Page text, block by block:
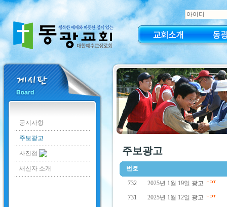
교회소개 동
공지사항
주보광고
사진첩
새신자 소개
주보광고
번호
732
2025년 1월 19일 광고
731
2025년 1월 12일 광고